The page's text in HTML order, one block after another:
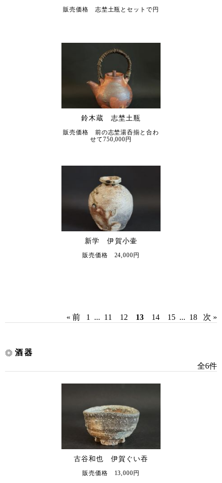
販売価格 志埜土瓶とセットで円
鈴木蔵 志埜土瓶
販売価格 前の志埜湯呑揃と合わ
せて750,000円
新学 伊賀小壷
販売価格 24,000円
« 前 1 ... 11 12 13 14 15 ... 18 次 »
酒器
全6件
古谷和也 伊賀ぐい吞
販売価格 13,000円